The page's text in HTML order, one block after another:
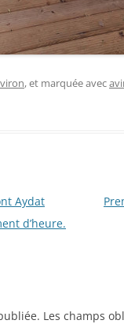
, et marquée avec
Aydat
d’heure.
Les champs